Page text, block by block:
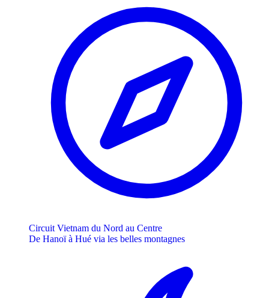
Circuit Vietnam du Nord au Centre
De Hanoï à Hué via les belles montagnes